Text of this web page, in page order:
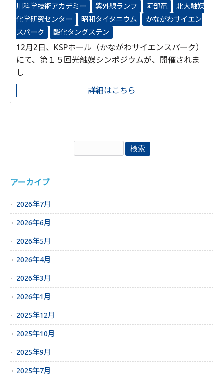
川科学技術アカデミー
紫外線ランプ 阿部竜
北大触媒
化学研究センター
昭和タイタニウム
かながわサイエン
スパーク
酸化タングステン
12月2日、KSPホール（かながわサイエンスパーク）
にて、第１５回光触媒シンポジウムが、開催されま
し
詳細はこちら
アーカイブ
2026年7月
2026年6月
2026年5月
2026年4月
2026年3月
2026年1月
2025年12月
2025年10月
2025年9月
2025年7月